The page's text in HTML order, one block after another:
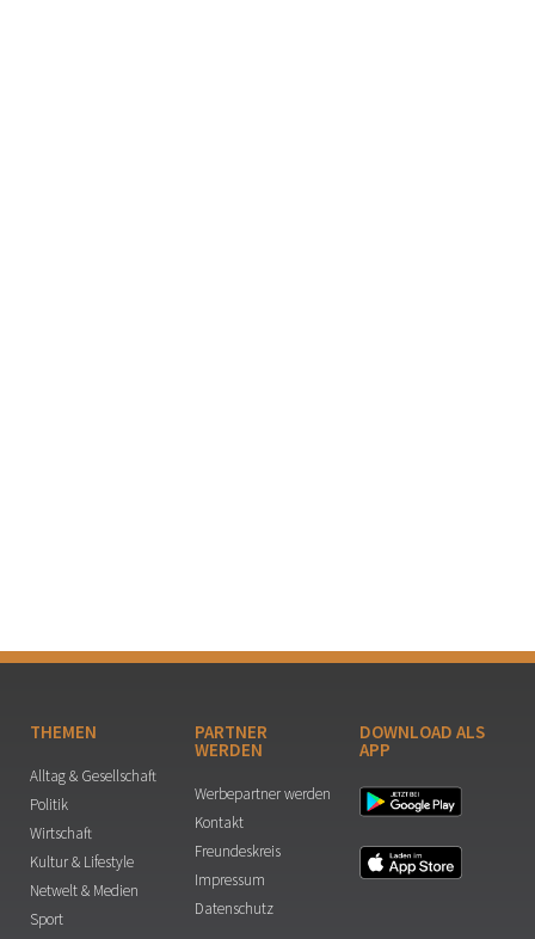
THEMEN
Alltag & Gesellschaft
Politik
Wirtschaft
Kultur & Lifestyle
Netwelt & Medien
Sport
PARTNER
WERDEN
Werbepartner werden
Kontakt
Freundeskreis
Impressum
Datenschutz
DOWNLOAD ALS
APP